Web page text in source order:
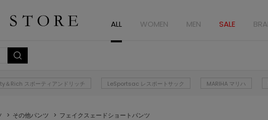
ALL WOMEN MEN SALE
＆Rich スポーティアンドリッチ LeSportsac レスポートサック MARIHA マリハ
その他パンツ フェイクスェードショートパンツ